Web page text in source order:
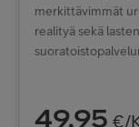
merkittävimmät
realityä sekä
49,95 €/